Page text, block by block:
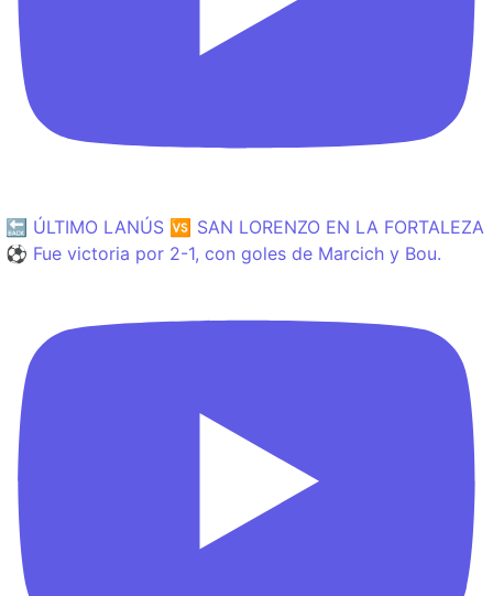
🔙 ÚLTIMO LANÚS 🆚 SAN LORENZO EN LA FORTALEZA
⚽️ Fue victoria por 2-1, con goles de Marcich y Bou.